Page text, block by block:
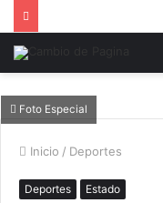
Foto Especial
Inicio / Deportes
Deportes Estado